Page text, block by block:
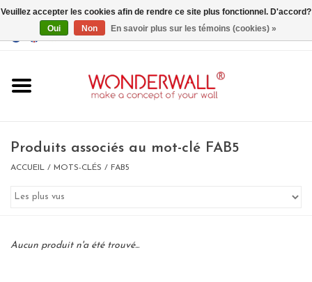
EUR/GBP
Un design personnalisé
CHANCE
Produits associés au mot-clé FAB5
ACCUEIL / MOTS-CLÉS / FAB5
Aucun produit n'a été trouvé...
Veuillez accepter les cookies afin de rendre ce site plus fonctionnel. D'accord?
Oui
Non En savoir plus sur les témoins (cookies) »